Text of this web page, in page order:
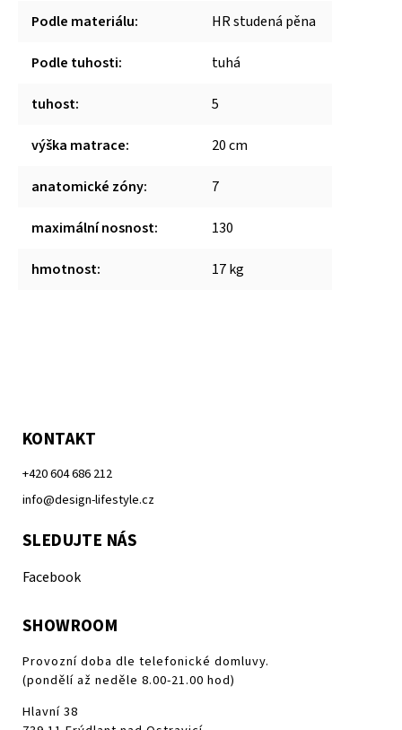
Podle materiálu: HR studená pěna
Podle tuhosti: tuhá
tuhost: 5
výška matrace: 20 cm
anatomické zóny: 7
maximální nosnost: 130
hmotnost: 17 kg
KONTAKT
+420 604 686 212
info@design-lifestyle.cz
SLEDUJTE NÁS
Facebook
SHOWROOM
Provozní doba dle telefonické domluvy.
(pondělí až neděle 8.00-21.00 hod)
Hlavní 38